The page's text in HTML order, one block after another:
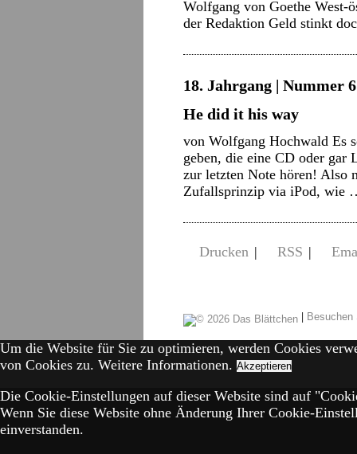
Wolfgang von Goethe West-
der Redaktion Geld stinkt
18. Jahrgang | Nummer
He did it his way
von Wolfgang Hochwald Es
geben, die eine CD oder gar
zur letzten Note hören! Also
Zufallsprinzip via iPod,
Drucken | RSS |
|
Um die Website für Sie zu optimieren, werden Cookies
von Cookies zu. Weitere Informationen. Akzeptieren
Die Cookie-Einstellungen auf dieser Website sind auf
Wenn Sie diese Website ohne Änderung Ihrer Cookie-
einverstanden.